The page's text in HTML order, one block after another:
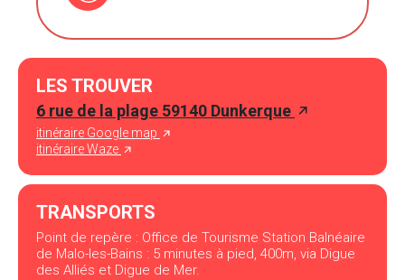
LES TROUVER
6 rue de la plage 59140 Dunkerque
itinéraire Google map
itinéraire Waze
TRANSPORTS
Point de repère : Office de Tourisme Station Balnéaire
de Malo-les-Bains : 5 minutes à pied, 400m, via Digue
des Alliés et Digue de Mer.